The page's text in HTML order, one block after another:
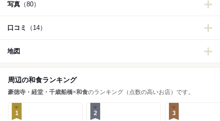
写真 （80）
口コミ （14）
地図
周辺の和食ランキング
豪徳寺・経堂・千歳船橋×和食のランキング（点数の高いお店）です。
1 2 3